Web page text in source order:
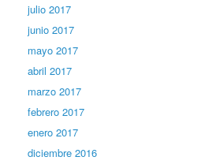
julio 2017
junio 2017
mayo 2017
abril 2017
marzo 2017
febrero 2017
enero 2017
diciembre 2016